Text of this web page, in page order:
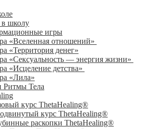
школу
игры
«Вселенная отношений»
«Территория денег»
«Сексуальность — энергия жизни»
«Исцеление детства»
«Лила»
Ритмы Тела
курс ThetaHealing®
курс ThetaHealing®
раскопки ThetaHealing®